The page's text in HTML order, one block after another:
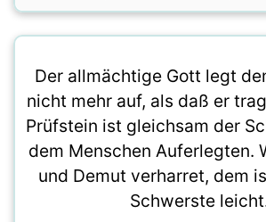
Der allmächtige Gott legt
nicht mehr auf, als daß er
Prüfstein ist gleichsam der
dem Menschen Auferlegten.
und Demut verharret, dem
Schwerste